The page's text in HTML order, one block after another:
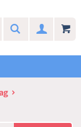
69 50 814Search